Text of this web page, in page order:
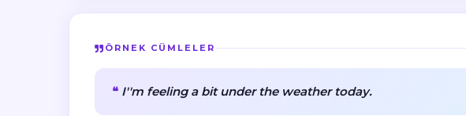
ÖRNEK CÜMLELER
I''m feeling a bit under the weather today.